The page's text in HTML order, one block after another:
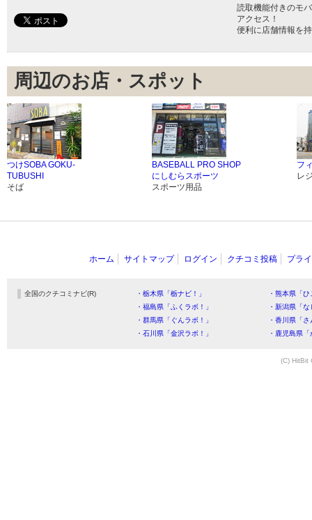
読取機能付きのモ
アクセス！
便利に店舗情報を
周辺のお店・スポット
つけSOBA GOKU-
TUBUSHI
そば
BASEBALL PRO SHOP
にしむらスポーツ
スポーツ用品
フ
レ
ホーム サイトマップ ログイン クチコミ投稿 プラ
全国のクチコミナビ(R) ・栃木県「栃ナビ！」
・熊本県「
・福島県「ふくラボ！」
・新潟県「
・群馬県「ぐんラボ！」
・香川県「
・石川県「金沢ラボ！」
・鹿児島県
(C) HitBit